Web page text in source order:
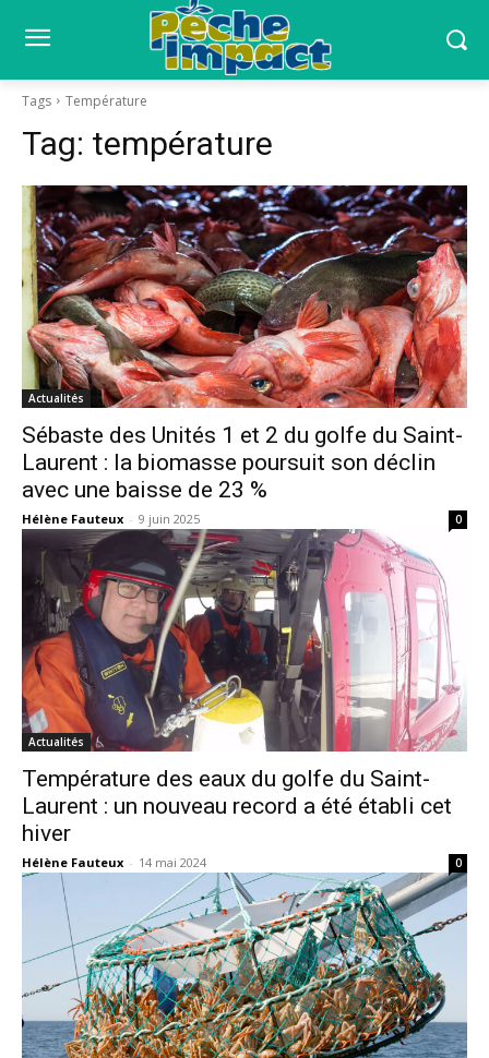
Tags Température
Tag: température
Actualités
Sébaste des Unités 1 et 2 du golfe du Saint-
Laurent : la biomasse poursuit son déclin
avec une baisse de 23 %
Hélène Fauteux - 9 juin 2025 0
Actualités
Température des eaux du golfe du Saint-
Laurent : un nouveau record a été établi cet
hiver
Hélène Fauteux - 14 mai 2024 0